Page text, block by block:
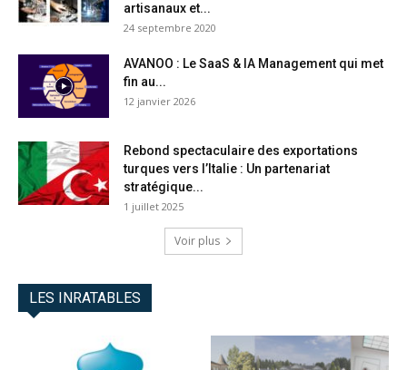
artisanaux et...
24 septembre 2020
AVANOO : Le SaaS & IA Management qui met
fin au...
12 janvier 2026
Rebond spectaculaire des exportations
turques vers l’Italie : Un partenariat
stratégique...
1 juillet 2025
Voir plus
LES INRATABLES